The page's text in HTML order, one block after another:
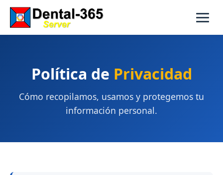
Política de Privacidad
Cómo recopilamos, usamos y protegemos tu
información personal.